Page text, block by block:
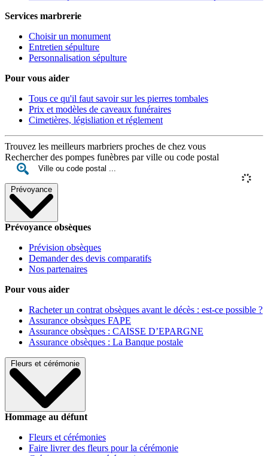
Services marbrerie
Choisir un monument
Entretien sépulture
Personnalisation sépulture
Pour vous aider
Tous ce qu'il faut savoir sur les pierres tombales
Prix et modèles de caveaux funéraires
Cimetières, législiation et réglement
Trouvez les meilleurs marbriers proches de chez vous
Rechercher des pompes funèbres par ville ou code postal
Prévoyance
Prévoyance obsèques
Prévision obsèques
Demander des devis comparatifs
Nos partenaires
Pour vous aider
Racheter un contrat obsèques avant le décès : est-ce possible ?
Assurance obsèques FAPE
Assurance obsèques : CAISSE D’EPARGNE
Assurance obsèques : La Banque postale
Fleurs et cérémonie
Hommage au défunt
Fleurs et cérémonies
Faire livrer des fleurs pour la cérémonie